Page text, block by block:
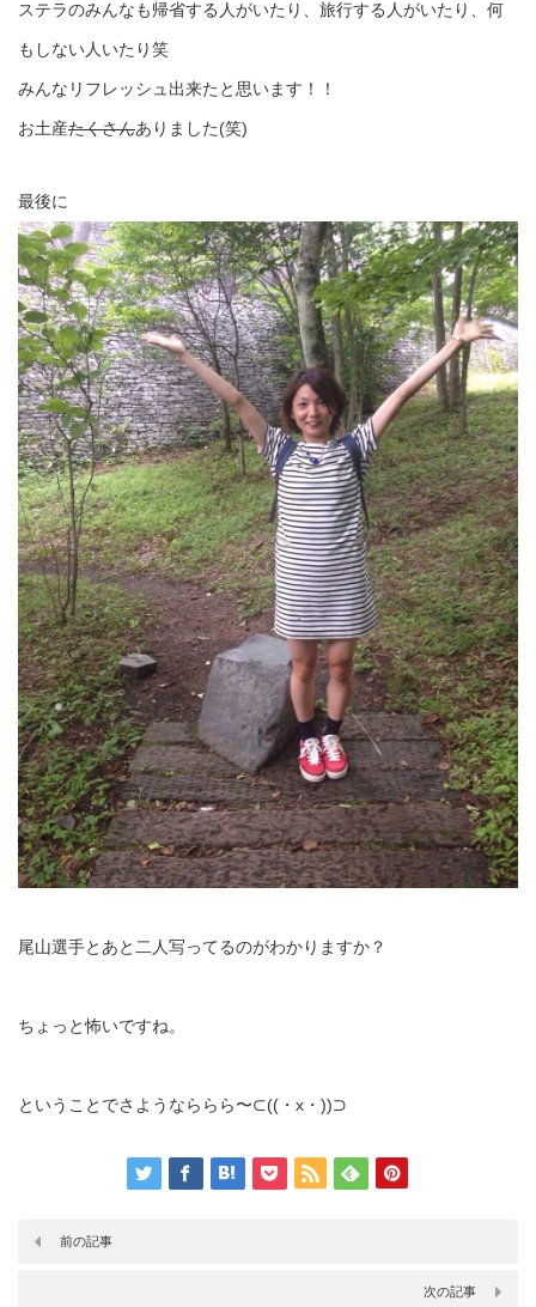
ステラのみんなも帰省する人がいたり、旅行する人がいたり、何
もしない人いたり笑
みんなリフレッシュ出来たと思います！！
お土産たくさんありました(笑)
最後に
尾山選手とあと二人写ってるのがわかりますか？
ちょっと怖いですね。
ということでさようなららら〜⊂((・x・))⊃
前の記事
次の記事